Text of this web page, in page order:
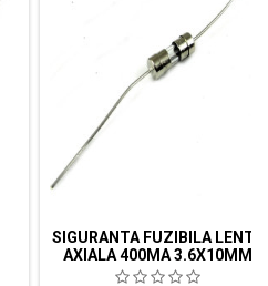
SIGURANTA FUZIBILA LENTA
AXIALA 400MA 3.6X10MM